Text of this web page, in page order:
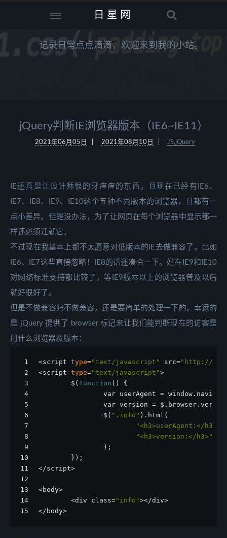
日星网
记录日常点点滴滴，欢迎来到我的小站。
jQuery判断IE浏览器版本（IE6~IE11）
2021年06月05日 2021年08月10日 JS,jQuery
IE还真是让设计师恨的牙痒痒的东西，且现在已经有IE6、
IE7、IE8、IE9、IE10这个五种不同版本的浏览器，且都有一
点小差异。但是没办法，为了让网页在每个浏览器中显示都一
样还必须迁就它。
不过现在我基本上都不太愿意对低版本的IE去做兼容了。比如
IE6、IE7这些直接忽略！IE8的话还凑合一下。好在IE9和IE10
对网络标准支持都比较了，等IE9版本以上的浏览器普及以后
就好很好了。
但是不做兼容归不做兼容，还是要简单的处理一下的。幸运的
是 jQuery 提供了 browser 标记来让我们能判断现在的访客是
用什么浏览器及版本：
1
2
3
4
5
6
7
8
9
10
11
12
13
14
15
<script type="text/javascript" src="http://
<script type="text/javascript">
        $(
function () {
var userAgent =
var version =
                $(
".info" ).html(
"<h3>userAgent:</h3>"
"<h3>version:</h3>"
                );
        });
</script>
<body>
        <div class=
"info"></div>
</body>